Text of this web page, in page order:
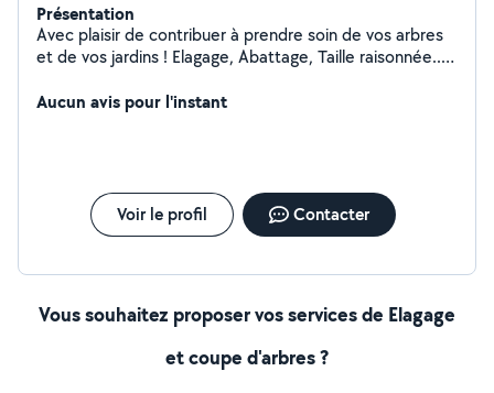
Présentation
Avec plaisir de contribuer à prendre soin de vos arbres
et de vos jardins ! Elagage, Abattage, Taille raisonnée...
Aucun avis pour l'instant
Voir le profil Contacter
Vous souhaitez proposer vos services de Elagage
et coupe d'arbres ?